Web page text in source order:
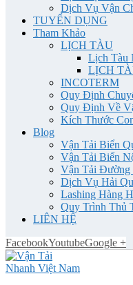
Dịch Vụ Vận
TUYỂN DỤNG
Tham Khảo
LỊCH TÀU
Lịch Tàu
LỊCH
INCOTERM
Quy Định
Quy Định Về
Kích Thước
Blog
Vận Tải Biển
Vận Tải Biển
Vận Tải Đường
Dịch Vụ Hải
Lashing Hàng
Quy Trình Thủ
LIÊN HỆ
FacebookYoutubeGoogle +